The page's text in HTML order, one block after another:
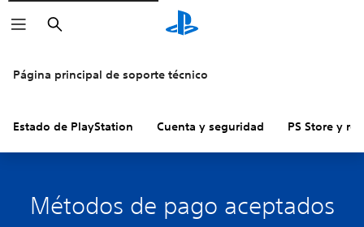
Buscar
Página principal de soporte técnico
Estado de PlayStation Cuenta y seguridad PS Store y
Métodos de pago aceptados